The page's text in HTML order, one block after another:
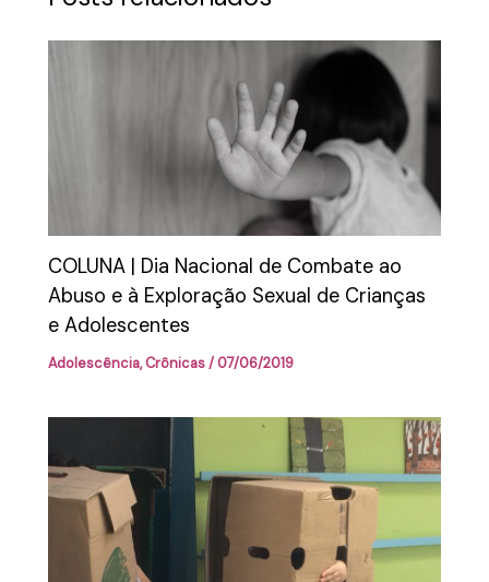
COLUNA | Dia Nacional de Combate ao
Abuso e à Exploração Sexual de Crianças
e Adolescentes
Adolescência,Crônicas/07/06/2019